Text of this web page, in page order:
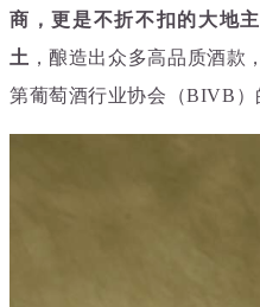
商，更是不折不扣的大地
土 ，酿造出众多高品质酒款
第葡萄酒行业协会（BIVB）